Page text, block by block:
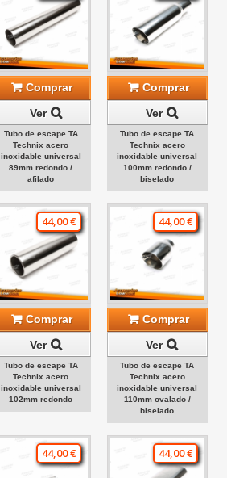
Comprar
Ver
Tubo de escape TA
Technix acero
inoxidable universal
89mm redondo /
afilado
Comprar
Ver
Tubo de escape TA
Technix acero
inoxidable universal
100mm redondo /
biselado
44,00 €
Comprar
Ver
Tubo de escape TA
Technix acero
inoxidable universal
102mm redondo
44,00 €
Comprar
Ver
Tubo de escape TA
Technix acero
inoxidable universal
110mm ovalado /
biselado
44,00 € 44,00 €